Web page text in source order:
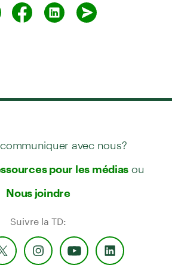
avec nous?
pour les médias ou
Nous joindre
Suivre la TD: